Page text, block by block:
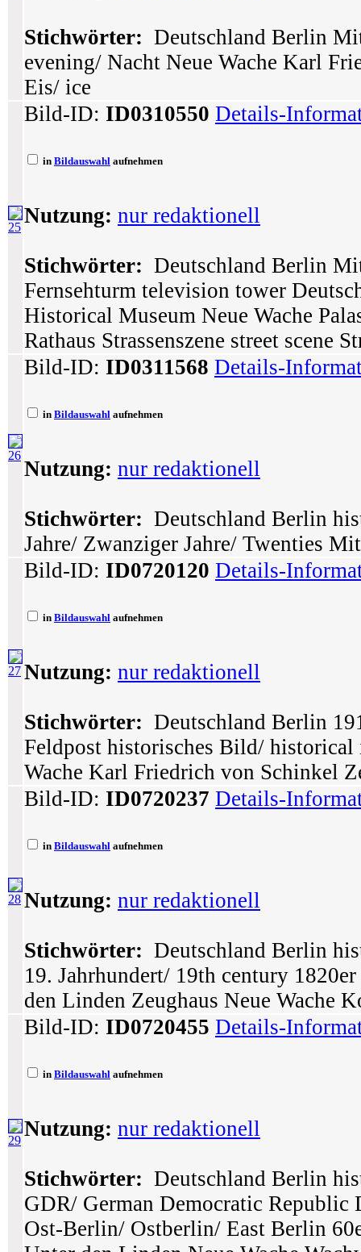
Stichwörter: Deutschland Berlin
evening/ Nacht Neue Wache Karl
Eis/ ice
25
Bild-ID: ID0310550 Details-
in Bildauswahl aufnehmen
Nutzung: nur redaktionell
Stichwörter: Deutschland Berlin
Fernsehturm television tower
Historical Museum Neue Wache
Rathaus Strassenszene street scene
26
Bild-ID: ID0311568 Details-
in Bildauswahl aufnehmen
Nutzung: nur redaktionell
Stichwörter: Deutschland Berlin
Jahre/ Zwanziger Jahre/ Twenties
27
Bild-ID: ID0720120 Details-
in Bildauswahl aufnehmen
Nutzung: nur redaktionell
Stichwörter: Deutschland Berlin
Feldpost historisches Bild/
Wache Karl Friedrich von Schinkel
28
Bild-ID: ID0720237 Details-
in Bildauswahl aufnehmen
Nutzung: nur redaktionell
Stichwörter: Deutschland Berlin
19. Jahrhundert/ 19th century
den Linden Zeughaus Neue Wache
29
Bild-ID: ID0720455 Details-
in Bildauswahl aufnehmen
Nutzung: nur redaktionell
Stichwörter: Deutschland Berlin
GDR/ German Democratic
Ost-Berlin/ Ostberlin/ East Berlin